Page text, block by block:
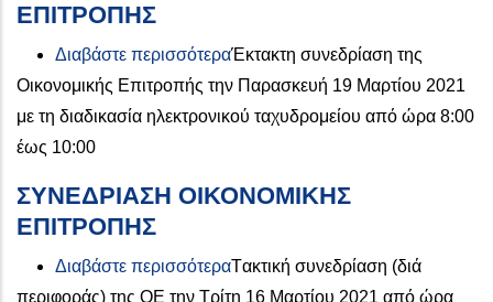
ΕΠΙΤΡΟΠΗΣ
Διαβάστε περισσότεραγια το ΕΚΤΑΚΤΗ
Έκτακτη συνεδρίαση της
Οικονομικής Επιτροπής την Παρασκευή 19 Μαρτίου 2021
με τη διαδικασία ηλεκτρονικού ταχυδρομείου από ώρα 8:00
έως 10:00
ΣΥΝΕΔΡΙΑΣΗ ΟΙΚΟΝΟΜΙΚΗΣ
ΕΠΙΤΡΟΠΗΣ
Διαβάστε περισσότεραγια το ΣΥΝΕΔΡΙΑΣΗ
Tακτική συνεδρίαση (διά
περιφοράς) της ΟΕ την Τρίτη 16 Μαρτίου 2021 από ώρα